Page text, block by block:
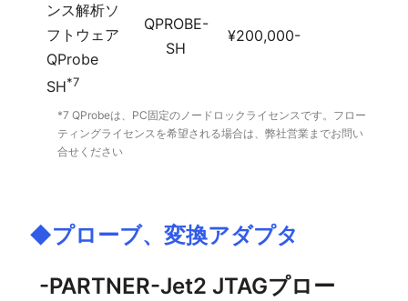
ンス解析ソ
フトウェア
QProbe
SH*7
QPROBE-
SH
¥200,000-
*7 QProbeは、PC固定のノードロックライセンスです。フロー
ティングライセンスを希望される場合は、弊社営業までお問い
合せください
◆プローブ、変換アダプタ
-PARTNER-Jet2 JTAGプロー